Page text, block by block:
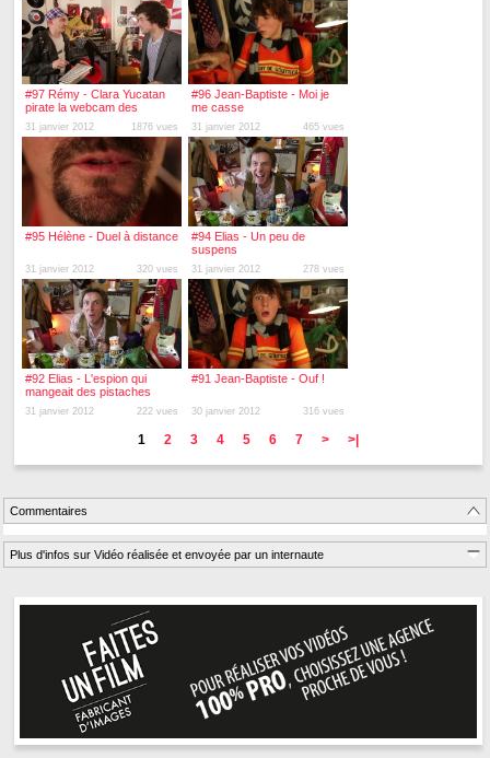
#97 Rémy - Clara Yucatan
pirate la webcam des
musiciens
31 janvier 2012 1876 vues
#96 Jean-Baptiste - Moi je
me casse
31 janvier 2012 465 vues
#95 Hélène - Duel à distance
31 janvier 2012 320 vues
#94 Elias - Un peu de
suspens
31 janvier 2012 278 vues
#92 Elias - L'espion qui
mangeait des pistaches
31 janvier 2012 222 vues
#91 Jean-Baptiste - Ouf !
30 janvier 2012 316 vues
1 2 3 4 5 6 7 > >|
Commentaires
Plus d'infos sur Vidéo réalisée et envoyée par un internaute